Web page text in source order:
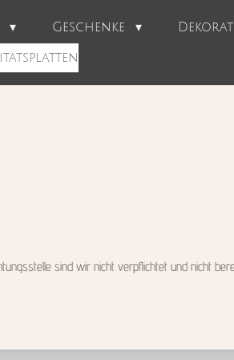
Geschenke
sind wir nicht verpflichtet und nicht